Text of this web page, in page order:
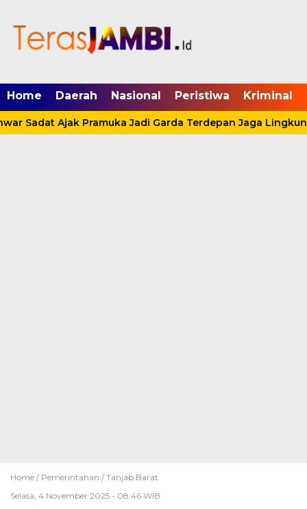
Home Daerah Nasional Peristiwa Kriminal
Sadat Ajak Pramuka Jadi Garda Terdepan Jaga
Home / Pemerintahan / Tanjab Barat
Selasa, 4 November 2025 - 08:46 WIB